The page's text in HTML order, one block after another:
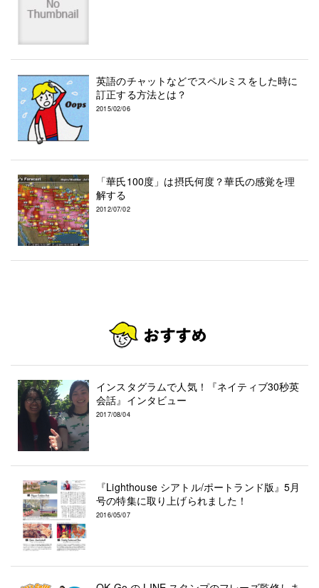
英語のチャットなどでスペルミスをした時に
訂正する方法とは？
2015/02/06
「華氏100度」は摂氏何度？華氏の感覚を理
解する
2012/07/02
インスタグラムで人気！『ネイティブ30秒英
会話』インタビュー
2017/08/04
『Lighthouse シアトル/ポートランド版』5月
号の特集に取り上げられました！
2016/05/07